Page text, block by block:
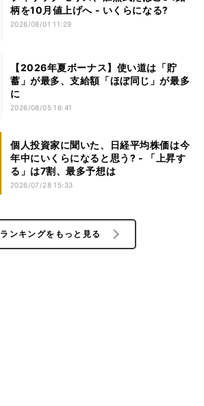
柄を10月値上げへ - いくらになる?
2026/08/01 11:29
【2026年夏ボーナス】使い道は「貯
蓄」が最多、支給額「ほぼ同じ」が最多
に
2026/08/05 16:41
個人投資家に聞いた、日経平均株価は今
年中にいくらになると思う? - 「上昇す
る」は7割、最多予想は
2026/07/28 15:33
ランキングをもっと見る